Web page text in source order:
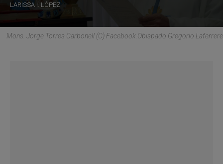
LARISSA I. LÓPEZ
Mons. Jorge Torres Carbonell (C) Facebook.Obispado Gregorio Laferrere